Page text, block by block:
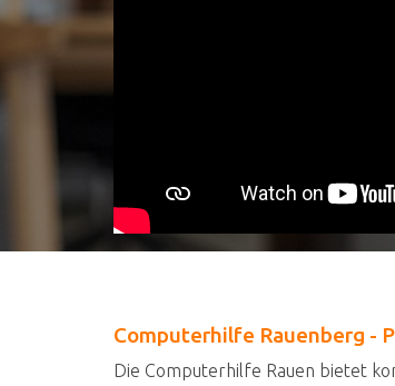
Computerhilfe Rauenberg -
Die Computerhilfe Rauen bietet